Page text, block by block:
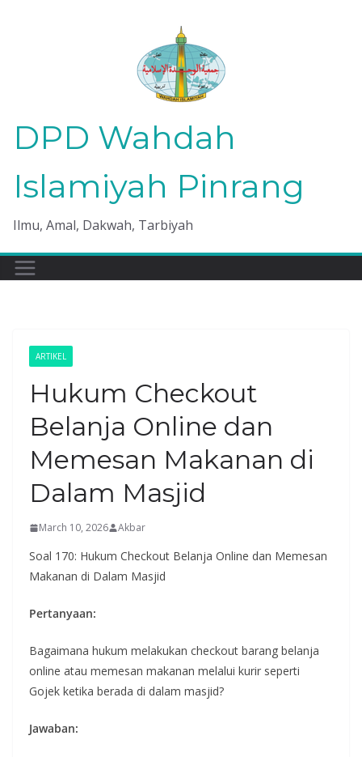
DPD Wahdah
Islamiyah Pinrang
Ilmu, Amal, Dakwah, Tarbiyah
ARTIKEL
Hukum Checkout
Belanja Online dan
Memesan Makanan di
Dalam Masjid
March 10, 2026 Akbar
Soal 170: Hukum Checkout Belanja Online dan Memesan
Makanan di Dalam Masjid
Pertanyaan:
Bagaimana hukum melakukan checkout barang belanja
online atau memesan makanan melalui kurir seperti
Gojek ketika berada di dalam masjid?
Jawaban: